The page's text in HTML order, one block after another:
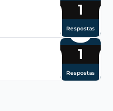
1
Respostas
1
Respostas